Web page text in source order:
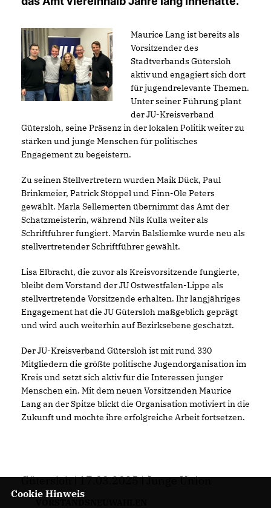
Maurice Lang ist bereits als
Vorsitzender des
Stadtverbands Gütersloh
aktiv und engagiert sich dort
für jugendrelevante Themen.
Unter seiner Führung plant
der JU-Kreisverband
Gütersloh, seine Präsenz in der lokalen Politik weiter zu
stärken und junge Menschen für politisches
Engagement zu begeistern.
Zu seinen Stellvertretern wurden Maik Dück, Paul
Brinkmeier, Patrick Stöppel und Finn-Ole Peters
gewählt. Marla Sellemerten übernimmt das Amt der
Schatzmeisterin, während Nils Kulla weiter als
Schriftführer fungiert. Marvin Balsliemke wurde neu als
stellvertretender Schriftführer gewählt.
Lisa Elbracht, die zuvor als Kreisvorsitzende fungierte,
bleibt dem Vorstand der JU Ostwestfalen-Lippe als
stellvertretende Vorsitzende erhalten. Ihr langjähriges
Engagement hat die JU Gütersloh maßgeblich geprägt
und wird auch weiterhin auf Bezirksebene geschätzt.
Der JU-Kreisverband Gütersloh ist mit rund 330
Mitgliedern die größte politische Jugendorganisation im
Kreis und setzt sich aktiv für die Interessen junger
Menschen ein. Mit dem neuen Vorsitzenden Maurice
Lang an der Spitze blickt die Organisation motiviert in die
Zukunft und möchte ihre erfolgreiche Arbeit fortsetzen.
Gütersloh | 17.03.2025 | Junge Union
Cookie Hinweis